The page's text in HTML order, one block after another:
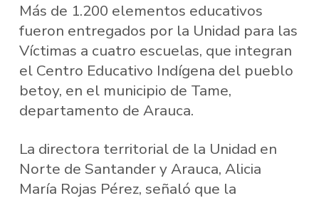
Más de 1.200 elementos educativos
fueron entregados por la Unidad para las
Víctimas a cuatro escuelas, que integran
el Centro Educativo Indígena del pueblo
betoy, en el municipio de Tame,
departamento de Arauca.
La directora territorial de la Unidad en
Norte de Santander y Arauca, Alicia
María Rojas Pérez, señaló que la